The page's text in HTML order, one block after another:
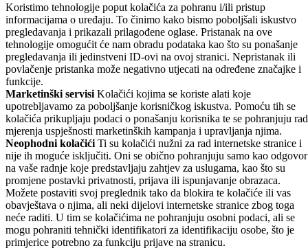
Koristimo tehnologije poput kolačića za pohranu i/ili pristup
informacijama o uređaju. To činimo kako bismo poboljšali iskustvo
pregledavanja i prikazali prilagođene oglase. Pristanak na ove
tehnologije omogućit će nam obradu podataka kao što su ponašanje
pregledavanja ili jedinstveni ID-ovi na ovoj stranici. Nepristanak ili
povlačenje pristanka može negativno utjecati na određene značajke i
funkcije.
Marketinški servisi Kolačići kojima se koriste alati koje
upotrebljavamo za poboljšanje korisničkog iskustva. Pomoću tih se
kolačića prikupljaju podaci o ponašanju korisnika te se pohranjuju
mjerenja uspješnosti marketinških kampanja i upravljanja njima.
Neophodni kolačići Ti su kolačići nužni za rad internetske stranice i
nije ih moguće isključiti. Oni se obično pohranjuju samo kao odgovor
na vaše radnje koje predstavljaju zahtjev za uslugama, kao što su
promjene postavki privatnosti, prijava ili ispunjavanje obrazaca.
Možete postaviti svoj preglednik tako da blokira te kolačiće ili vas
obavještava o njima, ali neki dijelovi internetske stranice zbog toga
neće raditi. U tim se kolačićima ne pohranjuju osobni podaci, ali se
mogu pohraniti tehnički identifikatori za identifikaciju osobe, što je
primjerice potrebno za funkciju prijave na stranicu.